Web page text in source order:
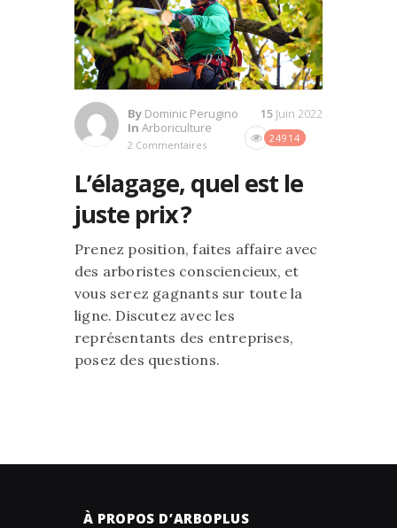
By Dominic Perugino
In Arboriculture
2 Commentaires
24914
15 Juin 2022
L’élagage, quel est le
juste prix ?
Prenez position, faites affaire avec
des arboristes consciencieux, et
vous serez gagnants sur toute la
ligne. Discutez avec les
représentants des entreprises,
posez des questions.
À PROPOS D’ARBOPLUS